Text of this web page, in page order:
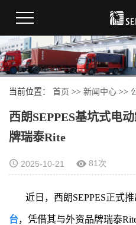
当前位置： 首页 >> 新闻中心 >>
西朗SEPPES基坑式电
牌瑞泰Rite
2025-10-21 81次
近日，西朗SEPPES正式
台，凭借其与外资品牌瑞泰